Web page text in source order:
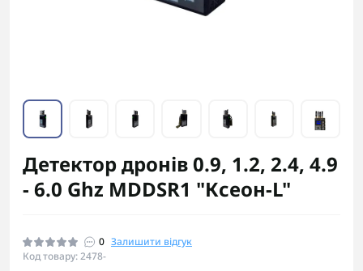
Детектор дронів 0.9, 1.2, 2.4, 4.9
- 6.0 Ghz MDDSR1 "Ксеон-L"
0 Залишити відгук
Код товару: 2478-